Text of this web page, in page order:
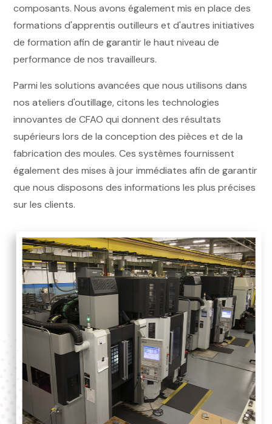
composants. Nous avons également mis en place des
formations d'apprentis outilleurs et d'autres initiatives
de formation afin de garantir le haut niveau de
performance de nos travailleurs.
Parmi les solutions avancées que nous utilisons dans
nos ateliers d'outillage, citons les technologies
innovantes de CFAO qui donnent des résultats
supérieurs lors de la conception des pièces et de la
fabrication des moules. Ces systèmes fournissent
également des mises à jour immédiates afin de garantir
que nous disposons des informations les plus précises
sur les clients.